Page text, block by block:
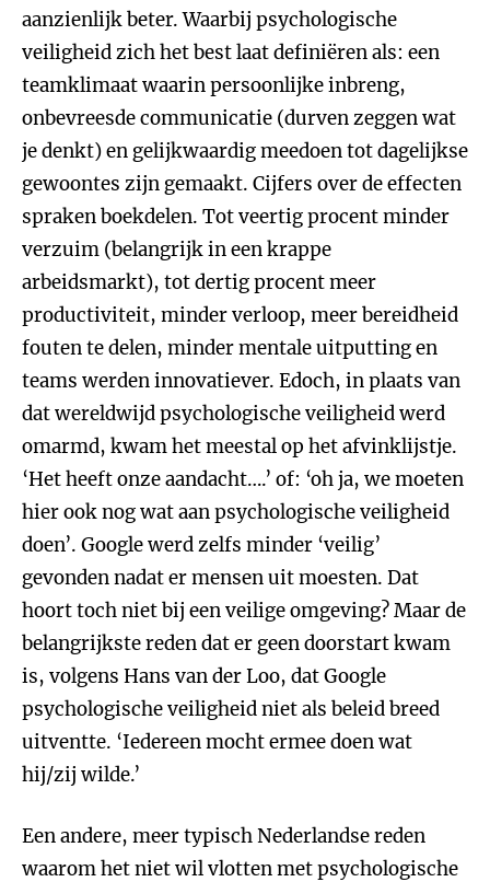
aanzienlijk beter. Waarbij psychologische
veiligheid zich het best laat definiëren als: een
teamklimaat waarin persoonlijke inbreng,
onbevreesde communicatie (durven zeggen wat
je denkt) en gelijkwaardig meedoen tot dagelijkse
gewoontes zijn gemaakt. Cijfers over de effecten
spraken boekdelen. Tot veertig procent minder
verzuim (belangrijk in een krappe
arbeidsmarkt), tot dertig procent meer
productiviteit, minder verloop, meer bereidheid
fouten te delen, minder mentale uitputting en
teams werden innovatiever. Edoch, in plaats van
dat wereldwijd psychologische veiligheid werd
omarmd, kwam het meestal op het afvinklijstje.
‘Het heeft onze aandacht….’ of: ‘oh ja, we moeten
hier ook nog wat aan psychologische veiligheid
doen’. Google werd zelfs minder ‘veilig’
gevonden nadat er mensen uit moesten. Dat
hoort toch niet bij een veilige omgeving? Maar de
belangrijkste reden dat er geen doorstart kwam
is, volgens Hans van der Loo, dat Google
psychologische veiligheid niet als beleid breed
uitventte. ‘Iedereen mocht ermee doen wat
hij/zij wilde.’
Een andere, meer typisch Nederlandse reden
waarom het niet wil vlotten met psychologische